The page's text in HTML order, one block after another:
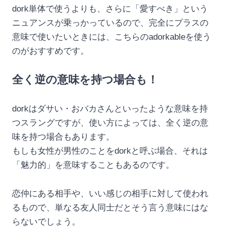
dork単体で使うよりも、さらに「愛すべき」という
ニュアンスが乗っかっているので、完全にプラスの
意味で使いたいときには、こちらのadorkableを使う
のがおすすめです。
全く逆の意味を持つ場合も！
dorkはダサい・おバカさんといったような意味を持
つスラングですが、使い方によっては、全く逆の意
味を持つ場合もあります。
もしも女性が男性のことをdorkと呼ぶ場合、それは
「魅力的」を意味することもあるのです。
恋仲にある相手や、いい感じの相手に対して使われ
るもので、単なる友人同士だとそう言う意味にはな
らないでしょう。